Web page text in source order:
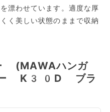
漂わせています。適度な厚
く美しい状態のままで収納
(MAWAハンガ
ー K30D ブラ